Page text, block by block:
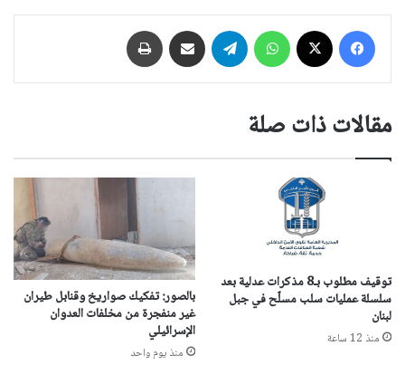
فيسبوك واتساب تيلقرام مشاركة عبر البريد
مقالات ذات صلة
توقيف مطلوب بـ8 مذكرات عدلية بعد
سلسلة عمليات سلب مسلّح في جبل
لبنان
منذ 12 ساعة
بالصور: تفكيك صواريخ وقنابل طيران
غير منفجرة من مخلفات العدوان
الإسرائيلي
منذ يوم واحد